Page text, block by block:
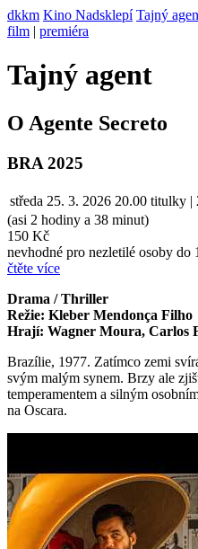
dkkm Kino Nadsklepí Tajný
film | premiéra
Tajný agent
O Agente Secreto
BRA 2025
středa 25. 3. 2026 20.00 titulky |
(asi 2 hodiny a 38 minut)
150 Kč
nevhodné pro nezletilé osoby do
čtěte více
Drama / Thriller
Režie: Kleber Mendonça Filho
Hrají: Wagner Moura, Carlos
Brazílie, 1977. Zatímco zemi
svým malým synem. Brzy ale
temperamentem a silným
na Oscara.